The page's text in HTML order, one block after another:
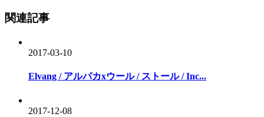
関連記事
2017-03-10
Elvang / アルパカxウール / ストール / Inc...
2017-12-08